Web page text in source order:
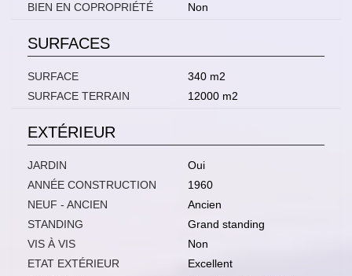
BIEN EN COPROPRIÉTÉ Non
SURFACES
SURFACE
340 m2
SURFACE TERRAIN
12000 m2
EXTÉRIEUR
JARDIN
Oui
ANNÉE CONSTRUCTION
1960
NEUF - ANCIEN
Ancien
STANDING
Grand standing
VIS À VIS
Non
ETAT EXTÉRIEUR
Excellent